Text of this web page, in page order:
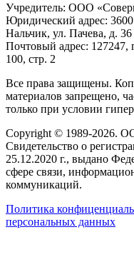
Учредитель: ООО
Юридический адрес:
Нальчик, ул. Пачева, д. 36
Почтовый адрес: 127247,
100, стр. 2
Все права защищены.
материалов запрещено,
только при условии
Copyright © 1989-2026.
Свидетельство о
25.12.2020 г., выдано
сфере связи,
коммуникаций.
Политика
персональных данных